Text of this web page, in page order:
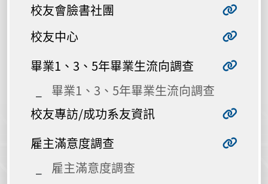
校友會臉書社團
校友中心
畢業1、3、5年畢業生流向調查
畢業1、3、5年畢業生流向調查
校友專訪/成功系友資訊
雇主滿意度調查
雇主滿意度調查